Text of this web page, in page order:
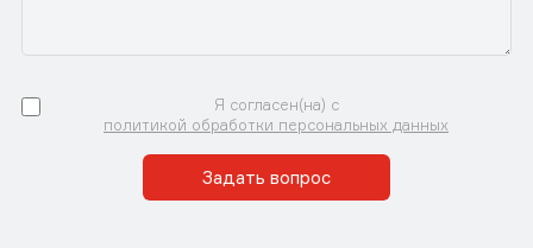
Я согласен(на) с
политикой обработки персональных данных
Задать вопрос